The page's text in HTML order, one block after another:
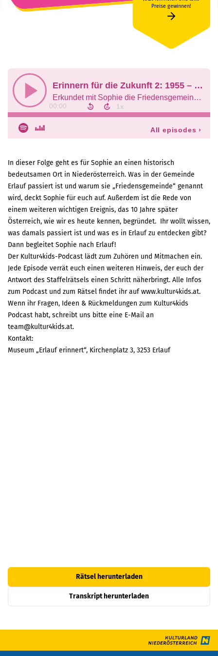
Preise gewinnen!
In dieser Folge geht es für Sophie an einen historisch
bedeutsamen Ort in Niederösterreich. Was in der Gemeinde
Erlauf passiert ist und warum sie „Friedensgemeinde“ genannt
wird, deckt Sophie für euch auf. Außerdem ist die Rede von
einem weiteren wichtigen Ereignis, das 10 Jahre später
Österreich, wie wir es heute kennen, begründet. Ihr wollt wissen,
was damals passiert ist und was es in Erlauf zu entdecken gibt?
Dann begleitet Sophie nach Erlauf!
Der Kultur4kids-Podcast lädt zum Zuhören und Mitmachen ein.
Jede Episode verrät euch einen weiteren Hinweis, der euch der
Antwort des Staffelrätsels einen Schritt näherbringt. Alle Infos
zum Podcast und zum Rätsel findet ihr aufwww.kultur4kids.at.
Wenn ihr Fragen, Ideen & Rückmeldungen zum Kultur4kids
Podcast habt, schreibt uns bitte eine E-Mail an
team@kultur4kids.at.
Kontakt:
Museum „Erlauf erinnert“, Kirchenplatz 3, 3253 Erlauf
Rätsel herunterladen
Transkript herunterladen